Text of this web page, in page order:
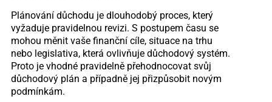
Plánování důchodu je dlouhodobý proces, který
vyžaduje pravidelnou revizi. S postupem času se
mohou měnit vaše finanční cíle, situace na trhu
nebo legislativa, která ovlivňuje důchodový systém.
Proto je vhodné pravidelně přehodnocovat svůj
důchodový plán a případně jej přizpůsobit novým
podmínkám.